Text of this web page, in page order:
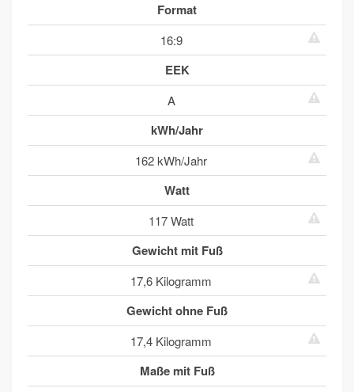
Format
16:9
EEK
A
kWh/Jahr
162 kWh/Jahr
Watt
117 Watt
Gewicht mit Fuß
17,6 Kilogramm
Gewicht ohne Fuß
17,4 Kilogramm
Maße mit Fuß